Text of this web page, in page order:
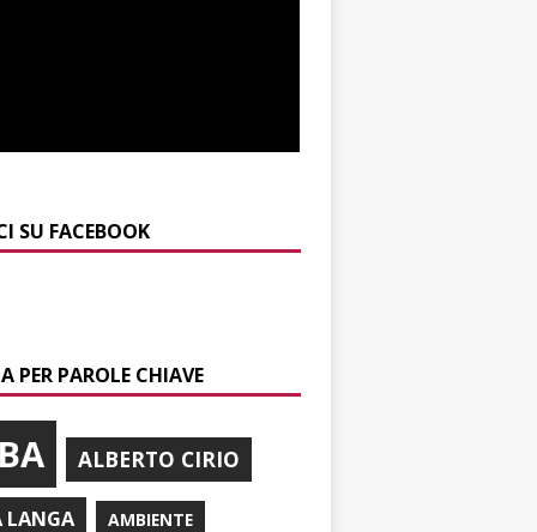
SU FACEBOOK
PER PAROLE CHIAVE
ALBERTO CIRIO
LANGA AMBIENTE